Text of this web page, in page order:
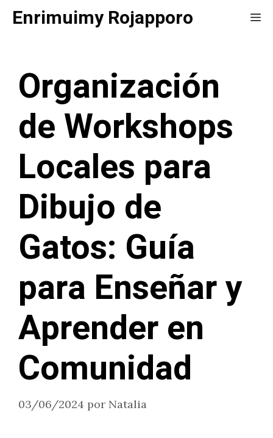
SaltarEnrimuimy Rojapporo
Organización
de Workshops
Locales para
Dibujo de
Gatos: Guía
para Enseñar y
Aprender en
Comunidad
03/06/2024 por Natalia